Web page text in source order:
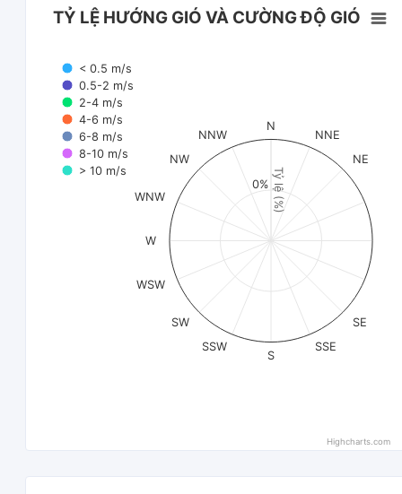
Tỷ lệ (%)
TỶ LỆ HƯỚNG GIÓ VÀ CƯỜNG ĐỘ GIÓ
< 0.5 m/s
0.5-2 m/s
2-4 m/s
4-6 m/s
6-8 m/s
8-10 m/s
> 10 m/s
N
NNE
NE
SE
SSE
S
SSW
SW
WSW
W
WNW
NW
NNW
0%
Highcharts.com